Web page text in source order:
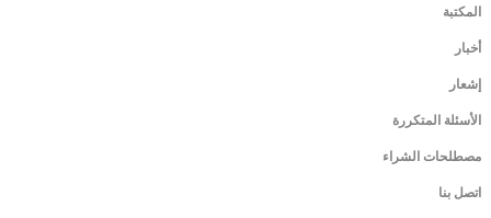
المكتبة
أخبار
إشعار
الأسئلة المتكررة
مصطلحات الشراء
اتصل بنا